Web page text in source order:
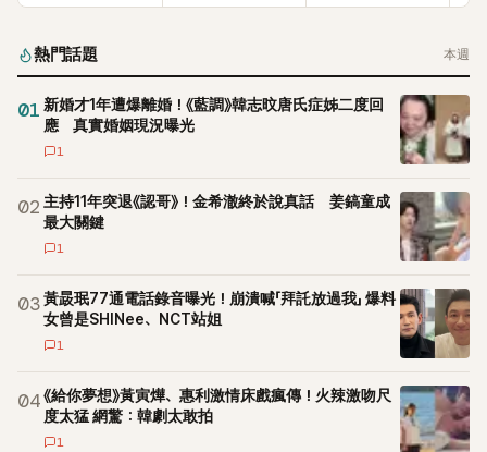
熱門話題 本週
01 新婚才1年遭爆離婚！《藍調》韓志旼唐氏症姊二度回
應 真實婚姻現況曝光
1
02 主持11年突退《認哥》！金希澈終於說真話 姜鎬童成
最大關鍵
1
03黃晸珉77通電話錄音曝光！崩潰喊「拜託放過我」 爆料
女曾是SHINee、NCT站姐
1
04《給你夢想》黃寅燁、惠利激情床戲瘋傳！火辣激吻尺
度太猛 網驚：韓劇太敢拍
1